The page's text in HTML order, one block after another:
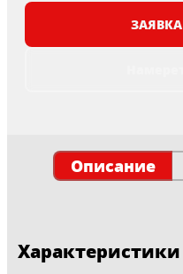
Описание